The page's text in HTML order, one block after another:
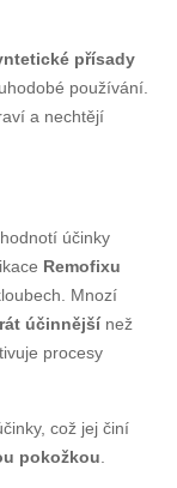
přísady
používání.
a nechtějí
hodnotí účinky
Remofixu
Mnozí
účinnější než
procesy
což jej činí
pokožkou.